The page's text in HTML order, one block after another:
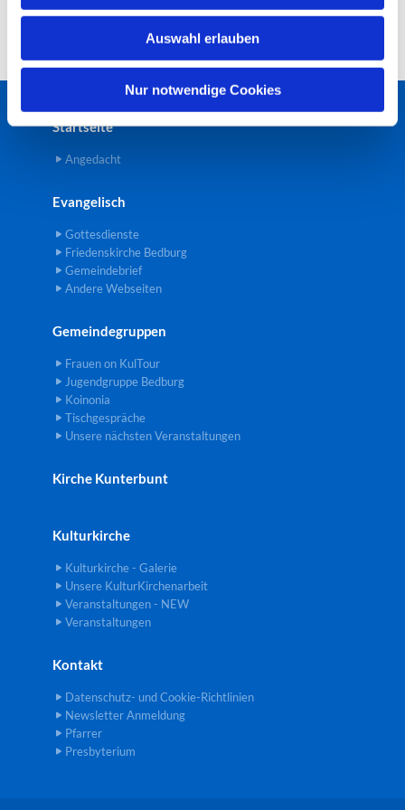
l
Auswahl erlauben
Nur notwendige Cookies
Startseite
Angedacht
Evangelisch
Gottesdienste
Friedenskirche Bedburg
Gemeindebrief
Andere Webseiten
Gemeindegruppen
Frauen on KulTour
Jugendgruppe Bedburg
Koinonia
Tischgespräche
Unsere nächsten Veranstaltungen
Kirche Kunterbunt
Kulturkirche
Kulturkirche - Galerie
Unsere KulturKirchenarbeit
Veranstaltungen - NEW
Veranstaltungen
Kontakt
Datenschutz- und Cookie-Richtlinien
Newsletter Anmeldung
Pfarrer
Presbyterium